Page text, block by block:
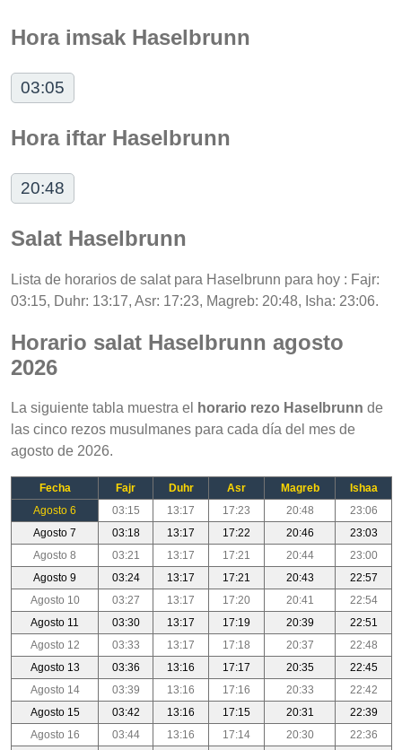
Hora imsak Haselbrunn
03:05
Hora iftar Haselbrunn
20:48
Salat Haselbrunn
Lista de horarios de salat para Haselbrunn para hoy : Fajr:
03:15, Duhr: 13:17, Asr: 17:23, Magreb: 20:48, Isha: 23:06.
Horario salat Haselbrunn agosto
2026
La siguiente tabla muestra el horario rezo Haselbrunn de
las cinco rezos musulmanes para cada día del mes de
agosto de 2026.
Fecha Fajr Duhr Asr Magreb
Ishaa
Agosto 6
03:15 13:17 17:23 20:48
23:06
Agosto 7
03:18 13:17 17:22 20:46
23:03
Agosto 8
03:21 13:17 17:21 20:44
23:00
Agosto 9
03:24 13:17 17:21 20:43
22:57
Agosto 10
03:27 13:17 17:20 20:41
22:54
Agosto 11
03:30 13:17 17:19 20:39
22:51
Agosto 12
03:33 13:17 17:18 20:37
22:48
Agosto 13
03:36 13:16 17:17 20:35
22:45
Agosto 14
03:39 13:16 17:16 20:33
22:42
Agosto 15
03:42 13:16 17:15 20:31
22:39
Agosto 16
03:44 13:16 17:14 20:30
22:36